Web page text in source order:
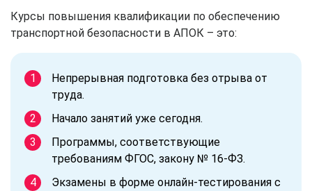
Курсы повышения квалификации по обеспечению
транспортной безопасности в АПОК – это:
Непрерывная подготовка без отрыва от
труда.
Начало занятий уже сегодня.
Программы, соответствующие
требованиям ФГОС, закону № 16-ФЗ.
Экзамены в форме онлайн-тестирования с